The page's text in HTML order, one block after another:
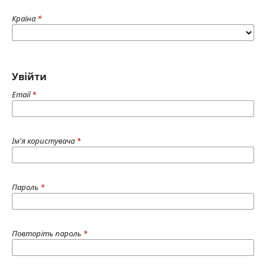
Країна *
Увійти
Email*
Ім'я користувача *
Пароль *
Повторіть пароль *